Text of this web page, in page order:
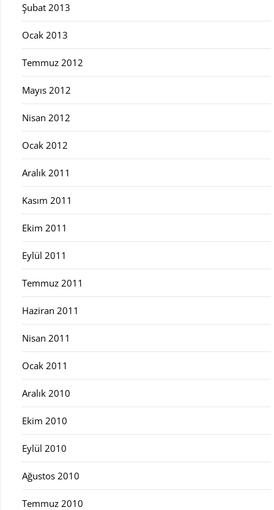
Şubat 2013
Ocak 2013
Temmuz 2012
Mayıs 2012
Nisan 2012
Ocak 2012
Aralık 2011
Kasım 2011
Ekim 2011
Eylül 2011
Temmuz 2011
Haziran 2011
Nisan 2011
Ocak 2011
Aralık 2010
Ekim 2010
Eylül 2010
Ağustos 2010
Temmuz 2010